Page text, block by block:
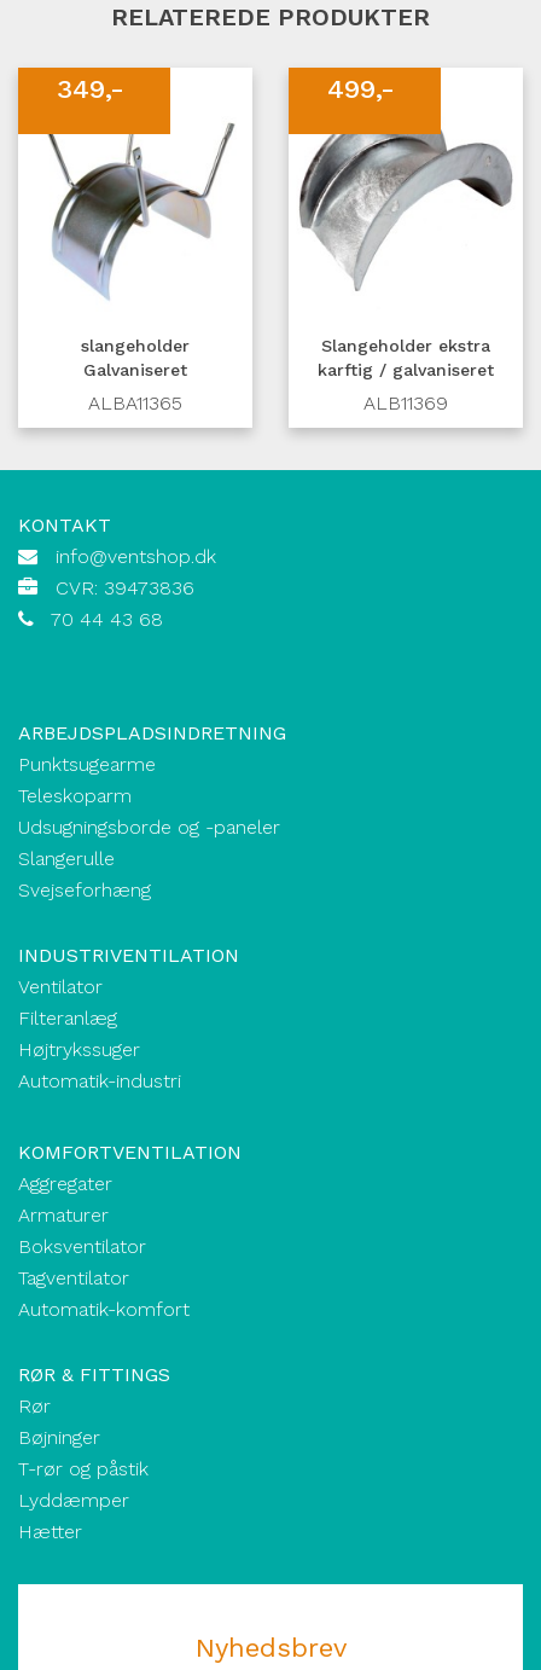
RELATEREDE PRODUKTER
349,-
slangeholder
Galvaniseret
ALBA11365
499,-
Slangeholder ekstra
karftig / galvaniseret
ALB11369
KONTAKT
info@ventshop.dk
CVR: 39473836
70 44 43 68
ARBEJDSPLADSINDRETNING
Punktsugearme
Teleskoparm
Udsugningsborde og -paneler
Slangerulle
Svejseforhæng
INDUSTRIVENTILATION
Ventilator
Filteranlæg
Højtrykssuger
Automatik-industri
KOMFORTVENTILATION
Aggregater
Armaturer
Boksventilator
Tagventilator
Automatik-komfort
RØR & FITTINGS
Rør
Bøjninger
T-rør og påstik
Lyddæmper
Hætter
Nyhedsbrev